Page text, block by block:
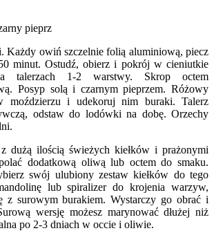
pieprz
Każdy owiń szczelnie folią aluminiową, piecz
minut. Ostudź, obierz i pokrój w cieniutkie
talerzach 1-2 warstwy. Skrop octem
Posyp solą i czarnym pieprzem. Różowy
moździerzu i udekoruj nim buraki. Talerz
odstaw do lodówki na dobę. Orzechy
dużą ilością świeżych kiełków i prażonymi
dodatkową oliwą lub octem do smaku.
swój ulubiony zestaw kiełków do tego
lub spiralizer do krojenia warzyw,
z surowym burakiem. Wystarczy go obrać i
wersję możesz marynować dłużej niż
po 2-3 dniach w occie i oliwie.